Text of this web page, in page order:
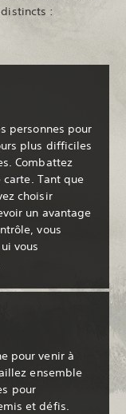
:
personnes pour
plus difficiles
Combattez
Tant que
choisir
un avantage
vous
vous
pour venir à
ensemble
pour
et défis.